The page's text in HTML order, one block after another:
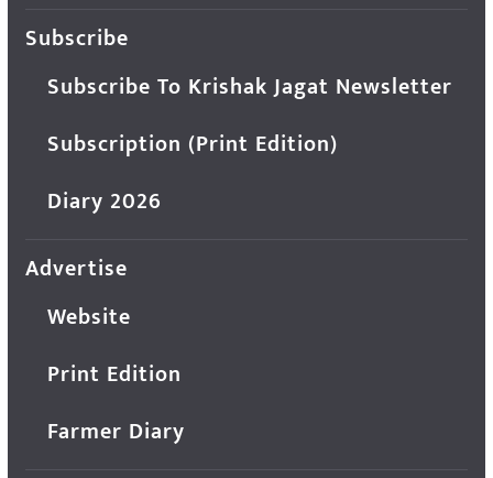
Subscribe
Subscribe To Krishak Jagat Newsletter
Subscription (Print Edition)
Diary 2026
Advertise
Website
Print Edition
Farmer Diary